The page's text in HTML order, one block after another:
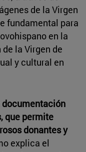
de la Virgen
fundamental para
en la
la Virgen de
y cultural en
que permite
donantes y
explica el